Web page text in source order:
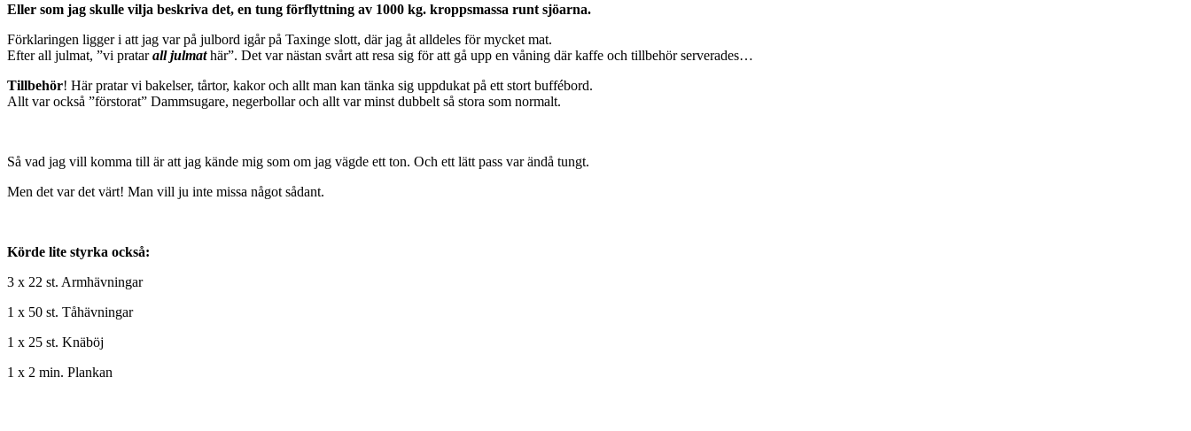
Eller som jag skulle vilja beskriva det, en tung förflyttning av 1000 kg. kroppsmassa runt sjöarna.
Förklaringen ligger i att jag var på julbord igår på Taxinge slott, där jag åt alldeles för mycket mat.
Efter all julmat, ”vi pratarall julmathär”. Det var nästan svårt att resa sig för att gå upp en våning där kaffe och tillbehör serverades…
Tillbehör! Här pratar vi bakelser, tårtor, kakor och allt man kan tänka sig uppdukat på ett stort buffébord.
Allt var också ”förstorat” Dammsugare, negerbollar och allt var minst dubbelt så stora som normalt.
Så vad jag vill komma till är att jag kände mig som om jag vägde ett ton. Och ett lätt pass var ändå tungt.
Men det var det värt! Man vill ju inte missa något sådant.
Körde lite styrka också:
3 x 22 st. Armhävningar
1 x 50 st. Tåhävningar
1 x 25 st. Knäböj
1 x 2 min. Plankan